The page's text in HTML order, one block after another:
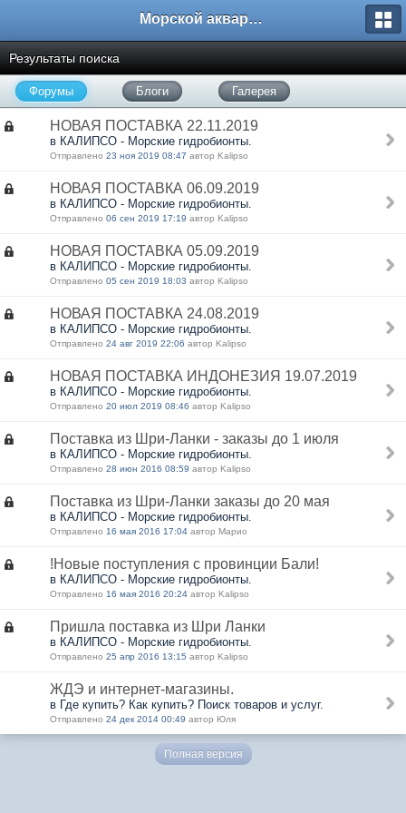
Морской аквариум. Форумы ReefCentral.ru
Результаты поиска
Форумы Блоги Галерея
НОВАЯ ПОСТАВКА 22.11.2019
в КАЛИПСО - Морские гидробионты.
Отправлено 23 ноя 2019 08:47 автор Kalipso
НОВАЯ ПОСТАВКА 06.09.2019
в КАЛИПСО - Морские гидробионты.
Отправлено 06 сен 2019 17:19 автор Kalipso
НОВАЯ ПОСТАВКА 05.09.2019
в КАЛИПСО - Морские гидробионты.
Отправлено 05 сен 2019 18:03 автор Kalipso
НОВАЯ ПОСТАВКА 24.08.2019
в КАЛИПСО - Морские гидробионты.
Отправлено 24 авг 2019 22:06 автор Kalipso
НОВАЯ ПОСТАВКА ИНДОНЕЗИЯ 19.07.2019
в КАЛИПСО - Морские гидробионты.
Отправлено 20 июл 2019 08:46 автор Kalipso
Поставка из Шри-Ланки - заказы до 1 июля
в КАЛИПСО - Морские гидробионты.
Отправлено 28 июн 2016 08:59 автор Kalipso
Поставка из Шри-Ланки заказы до 20 мая
в КАЛИПСО - Морские гидробионты.
Отправлено 16 мая 2016 17:04 автор Марио
!Новые поступления с провинции Бали!
в КАЛИПСО - Морские гидробионты.
Отправлено 16 мая 2016 20:24 автор Kalipso
Пришла поставка из Шри Ланки
в КАЛИПСО - Морские гидробионты.
Отправлено 25 апр 2016 13:15 автор Kalipso
ЖДЭ и интернет-магазины.
в Где купить? Как купить? Поиск товаров и услуг.
Отправлено 24 дек 2014 00:49 автор Юля
Полная версия